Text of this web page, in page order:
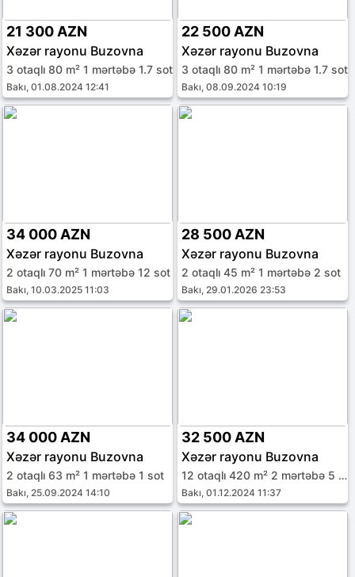
21 300 AZN
Xəzər rayonu Buzovna
3 otaqlı 80 m² 1 mərtəbə 1.7 sot
Bakı, 01.08.2024 12:41
22 500 AZN
Xəzər rayonu Buzovna
3 otaqlı 80 m² 1 mərtəbə 1.7 sot
Bakı, 08.09.2024 10:19
34 000 AZN
Xəzər rayonu Buzovna
2 otaqlı 70 m² 1 mərtəbə 12 sot
Bakı, 10.03.2025 11:03
28 500 AZN
Xəzər rayonu Buzovna
2 otaqlı 45 m² 1 mərtəbə 2 sot
Bakı, 29.01.2026 23:53
34 000 AZN
Xəzər rayonu Buzovna
2 otaqlı 63 m² 1 mərtəbə 1 sot
Bakı, 25.09.2024 14:10
32 500 AZN
Xəzər rayonu Buzovna
12 otaqlı 420 m² 2 mərtəbə 5 sot
Bakı, 01.12.2024 11:37